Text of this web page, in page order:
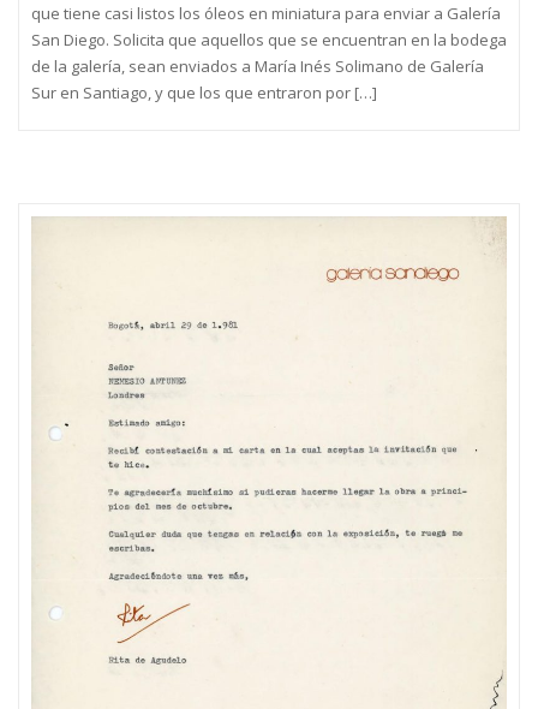
que tiene casi listos los óleos en miniatura para enviar a Galería
San Diego. Solicita que aquellos que se encuentran en la bodega
de la galería, sean enviados a María Inés Solimano de Galería
Sur en Santiago, y que los que entraron por […]